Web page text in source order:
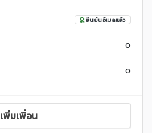
ยืนยันอีเมลแล้ว
0
0
เพิ่มเพื่อน